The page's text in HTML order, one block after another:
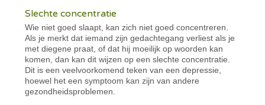
Slechte concentratie
Wie niet goed slaapt, kan zich niet goed concentreren.
Als je merkt dat iemand zijn gedachtegang verliest als je
met diegene praat, of dat hij moeilijk op woorden kan
komen, dan kan dit wijzen op een slechte concentratie.
Dit is een veelvoorkomend teken van een depressie,
hoewel het een symptoom kan zijn van andere
gezondheidsproblemen.